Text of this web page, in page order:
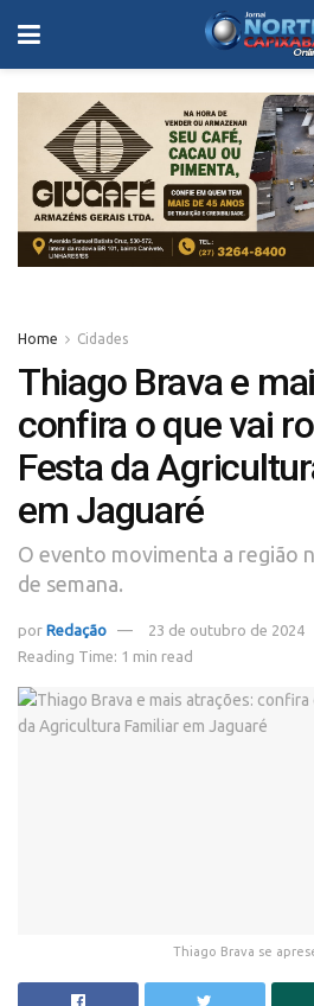
Home Cidades
Thiago Brava e
confira o que vai
Festa da
em Jaguaré
O evento movimenta a região
de semana.
por Redação
23 de outubro de 2024
Reading Time: 1 min read
Thiago Brava se